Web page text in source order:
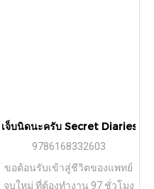
LIVE LONG ลงทุนใน
เจ็บนิดนะครับ Secret Diaries of
9786168332603
ขอต้อนรับเข้าสู่ชีวิตของแพทย์
จบใหม่ ที่ต้องทำงาน 97 ชั่วโมง